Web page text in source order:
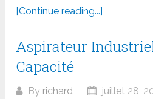
[Continue reading...]
Aspirateur
Capacité
By richard
juillet 28,